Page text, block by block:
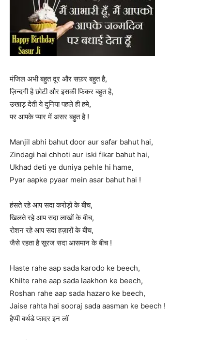
मंजिल अभी बहुत दूर और सफ़र बहुत है,
ज़िन्दगी है छोटी और इसकी फिकर बहुत है,
उखाड़ देती ये दुनिया पहले ही हमे,
पर आपके प्यार में असर बहुत है !
Manjil abhi bahut door aur safar bahut hai,
Zindagi hai chhoti aur iski fikar bahut hai,
Ukhad deti ye duniya pehle hi hame,
Pyar aapke pyaar mein asar bahut hai !
हंसते रहे आप सदा करोड़ों के बीच,
खिलते रहे आप सदा लाखों के बीच,
रोशन रहे आप सदा हज़ारों के बीच,
जैसे रहता है सूरज सदा आसमान के बीच !
Haste rahe aap sada karodo ke beech,
Khilte rahe aap sada laakhon ke beech,
Roshan rahe aap sada hazaro ke beech,
Jaise rahta hai sooraj sada aasman ke beech !
हैप्पी बर्थडे फादर इन लॉ